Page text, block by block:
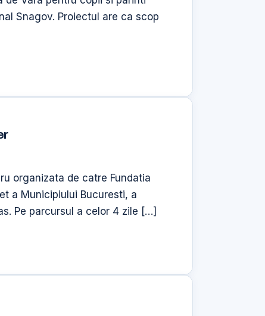
Snagov. Proiectul are ca scop
organizata de catre Fundatia
a Municipiului Bucuresti, a
Pe parcursul a celor 4 zile […]